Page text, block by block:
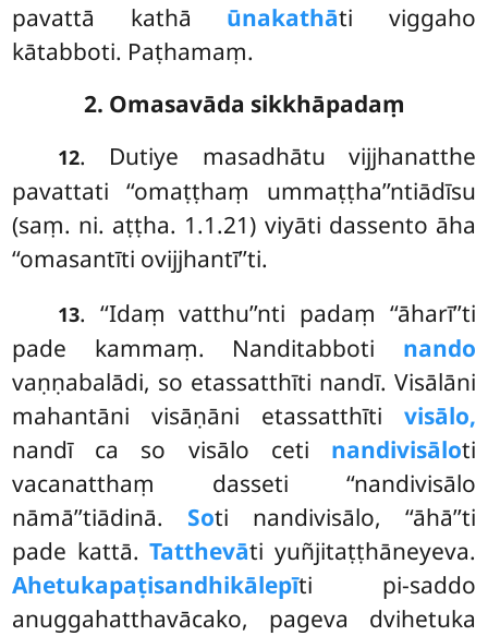
pavattā kathā ūnakathāti viggaho
kātabboti. Paṭhamaṃ.
2. Omasavāda sikkhāpadaṃ
12. Dutiye masadhātu vijjhanatthe
pavattati ‘‘omaṭṭhaṃ ummaṭṭha’’ntiādīsu
(saṃ. ni. aṭṭha. 1.1.21) viyāti dassento āha
‘‘omasantīti ovijjhantī’’ti.
13. ‘‘Idaṃ vatthu’’nti padaṃ ‘‘āharī’’ti
pade kammaṃ. Nanditabboti nando
vaṇṇabalādi, so etassatthīti nandī. Visālāni
mahantāni visāṇāni etassatthīti visālo,
nandī ca so visālo ceti nandivisāloti
vacanatthaṃ dasseti ‘‘nandivisālo
nāmā’’tiādinā. Soti nandivisālo, ‘‘āhā’’ti
pade kattā.Tatthevāti yuñjitaṭṭhāneyeva.
Ahetukapaṭisandhikālepīti pi-saddo
anuggahatthavācako, pageva dvihetuka